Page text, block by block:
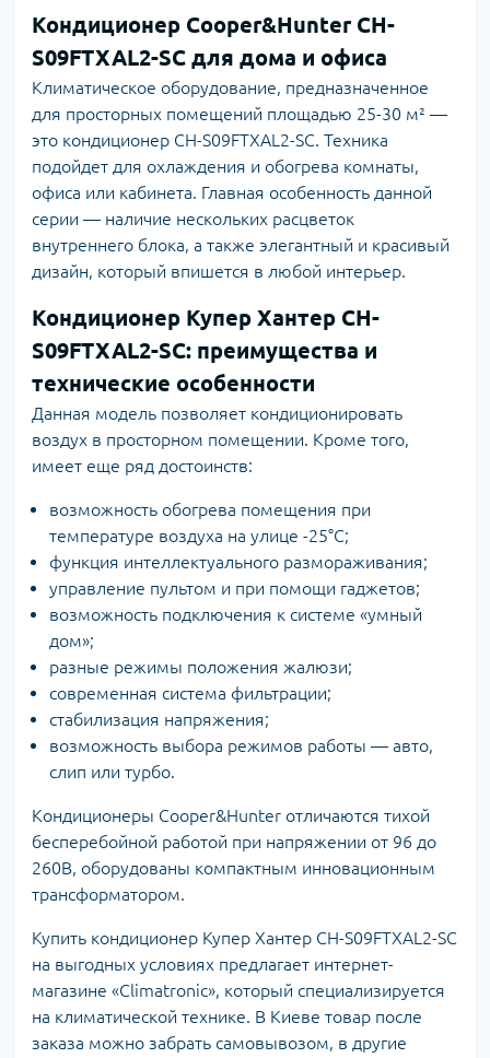
Кондиционер Cooper&Hunter CH-
S09FTXAL2-SC для дома и офиса
Климатическое оборудование, предназначенное
для просторных помещений площадью 25-30 м² —
это кондиционер CH-S09FTXAL2-SC. Техника
подойдет для охлаждения и обогрева комнаты,
офиса или кабинета. Главная особенность данной
серии — наличие нескольких расцветок
внутреннего блока, а также элегантный и красивый
дизайн, который впишется в любой интерьер.
Кондиционер Купер Хантер CH-
S09FTXAL2-SC: преимущества и
технические особенности
Данная модель позволяет кондиционировать
воздух в просторном помещении. Кроме того,
имеет еще ряд достоинств:
возможность обогрева помещения при
температуре воздуха на улице -25°C;
функция интеллектуального размораживания;
управление пультом и при помощи гаджетов;
возможность подключения к системе «умный
дом»;
разные режимы положения жалюзи;
современная система фильтрации;
стабилизация напряжения;
возможность выбора режимов работы — авто,
слип или турбо.
Кондиционеры Cooper&Hunter отличаются тихой
бесперебойной работой при напряжении от 96 до
260В, оборудованы компактным инновационным
трансформатором.
Купить кондиционер Купер Хантер CH-S09FTXAL2-SC
на выгодных условиях предлагает интернет-
магазине «Climatronic», который специализируется
на климатической технике. В Киеве товар после
заказа можно забрать самовывозом, в другие